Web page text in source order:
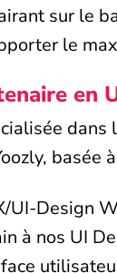
sur le
le
en
basée
UI-Design
à nos UI